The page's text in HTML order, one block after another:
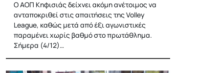
Ο ΑΟΠ Κηφισιάς δείχνει ακόμη ανέτοιμος να
ανταποκριθεί στις απαιτήσεις της Volley
League, καθώς μετά από έξι αγωνιστικές
παραμένει χωρίς βαθμό στο πρωτάθλημα.
Σήμερα (4/12)…